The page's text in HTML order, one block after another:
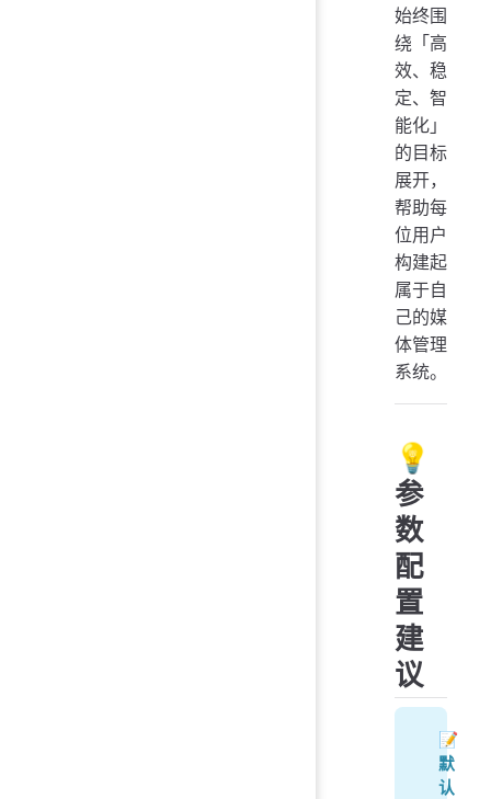
始终围
绕「高
效、稳
定、智
能化」
的目标
展开，
帮助每
位用户
构建起
属于自
己的媒
体管理
系统。
💡
参
数
配
置
建
议
📝
默
认